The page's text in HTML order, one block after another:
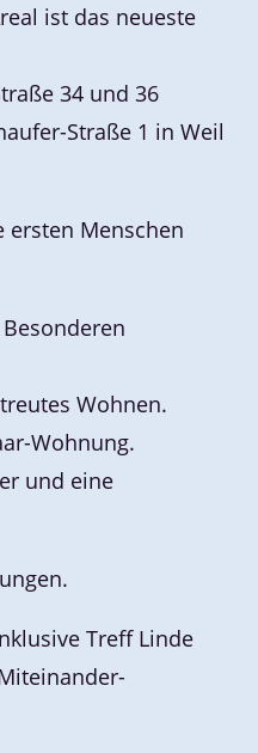
ist das neueste
34 und 36
Straße 1 in Weil
ersten Menschen
Wohnen.
Wohnung.
und eine
Treff Linde